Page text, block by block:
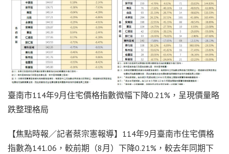
臺南市114年9月住宅價格指數微幅下降0.21%，呈現價量略
跌整理格局
【焦點時報／記者蔡宗憲報導】114年9月臺南市住宅價格
指數為141.06，較前期（8月）下降0.21%，較去年同期下